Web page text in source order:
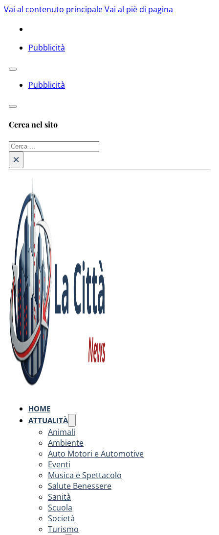
Vai al contenuto principaleVai al piè di pagina
Pubblicità
Pubblicità
Cerca nel sito
Cerca
×
HOME
ATTUALITÀ
Animali
Ambiente
Auto Motori e Automotive
Eventi
Musica e Spettacolo
Salute Benessere
Sanità
Scuola
Società
Turismo